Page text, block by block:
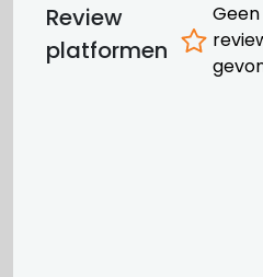
Review
platformen
Geen